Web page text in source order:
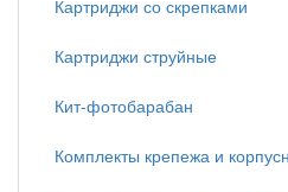
Картриджи со скрепками
Картриджи струйные
Кит-фотобарабан
Комплекты крепежа и